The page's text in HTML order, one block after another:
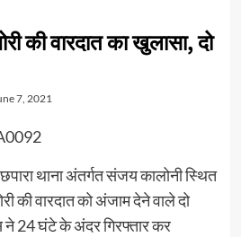
की वारदात का खुलासा, दो
7, 2021
थाना अंतर्गत संजय कालोनी स्थित
की वारदात को अंजाम देने वाले दो
ने 24 घंटे के अंदर गिरफ्तार कर